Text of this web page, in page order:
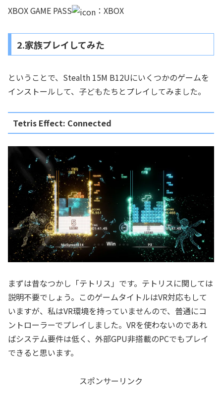
XBOX GAME PASS ：XBOX
2.家族プレイしてみた
ということで、Stealth 15M B12Uにいくつかのゲームを
インストールして、子どもたちとプレイしてみました。
Tetris Effect: Connected
まずは昔なつかし「テトリス」です。テトリスに関しては
説明不要でしょう。このゲームタイトルはVR対応もして
いますが、私はVR環境を持っていませんので、普通にコ
ントローラーでプレイしました。VRを使わないのであれ
ばシステム要件は低く、外部GPU非搭載のPCでもプレイ
できると思います。
スポンサーリンク